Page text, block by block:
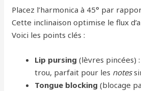
Placez l’harmonica à 45° par
Cette inclinaison optimise le flux
Voici les points clés :
Lip pursing (lèvres pincées)
trou, parfait pour les notes
Tongue blocking (blocage